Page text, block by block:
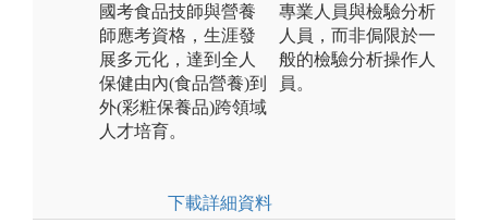
國考食品技師與營養
師應考資格，生涯發
展多元化，達到全人
保健由內(食品營養)到
外(彩粧保養品)跨領域
人才培育。
下載詳細資料
專業人員與檢驗分析
人員，而非侷限於一
般的檢驗分析操作人
員。